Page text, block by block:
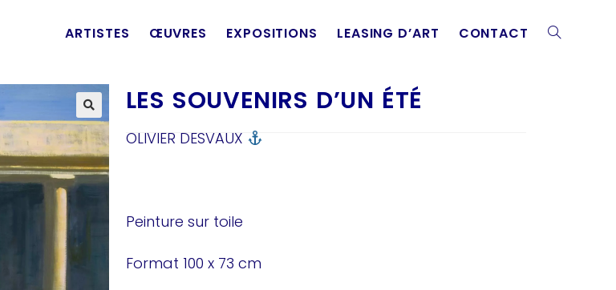
ARTISTES ŒUVRES EXPOSITIONS LEASING D’ART CONTACT
LES SOUVENIRS D’UN ÉTÉ
OLIVIER DESVAUX
Peinture sur toile
Format 100 x 73 cm